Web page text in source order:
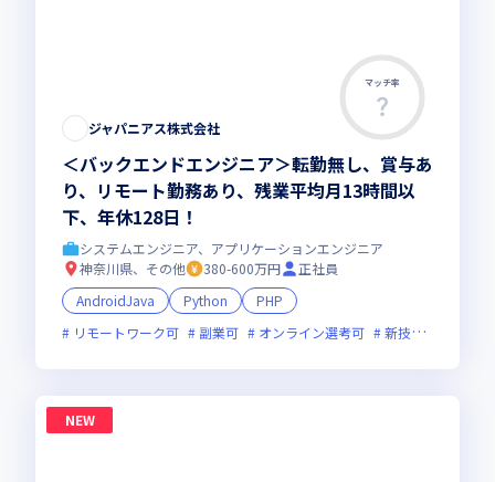
マッチ率
ジャパニアス株式会社
＜バックエンドエンジニア＞転勤無し、賞与あ
り、リモート勤務あり、残業平均月13時間以
下、年休128日！
システムエンジニア、アプリケーションエンジニア
神奈川県、その他
380-600万円
正社員
AndroidJava
Python
PHP
リモートワーク可
副業可 オンライン選考可 新技術に積極的
NEW